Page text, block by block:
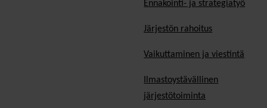
Ennakointi- ja strategiatyö
Järjestön rahoitus
Vaikuttaminen ja viestintä
Ilmastoystävällinen
järjestötoiminta